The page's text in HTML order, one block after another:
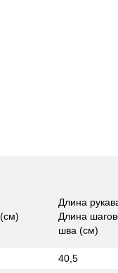
Длина
Длина
шва (см)
40,5